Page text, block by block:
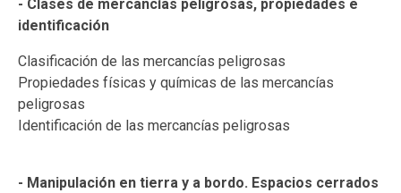
- Clases de mercancías peligrosas, propiedades e
identificación
Clasificación de las mercancías peligrosas
Propiedades físicas y químicas de las mercancías
peligrosas
Identificación de las mercancías peligrosas
- Manipulación en tierra y a bordo. Espacios cerrados